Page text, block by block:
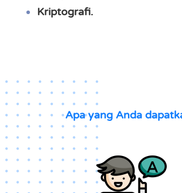
Kriptografi.
Apa yang Anda